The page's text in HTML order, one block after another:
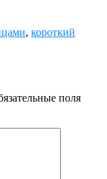
, короткий
поля